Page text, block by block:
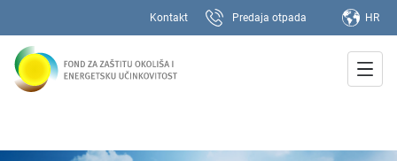
Kontakt Predaja otpada HR